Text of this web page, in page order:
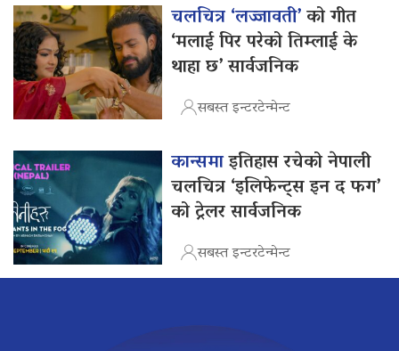
चलचित्र ‘लज्जावती’को गीत
‘मलाई पिर परेको तिम्लाई के
थाहा छ’ सार्वजनिक
सबस्त इन्टरटेन्मेन्ट
कान्समाइतिहास रचेको नेपाली
चलचित्र ‘इलिफेन्ट्स इन द फग’
को ट्रेलर सार्वजनिक
सबस्त इन्टरटेन्मेन्ट